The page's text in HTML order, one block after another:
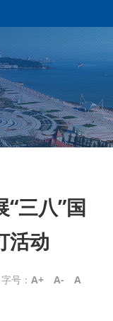
“三八”国
活动
字号：A+ A- A